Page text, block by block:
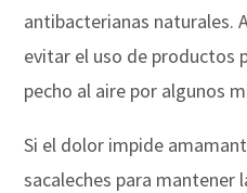
antibacterianas naturales.
evitar el uso de productos
pecho al aire por algunos
Si el dolor impide
sacaleches para mantener